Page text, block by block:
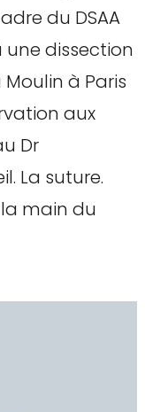
du DSAA
une dissection
à Paris
aux
Dr
La suture.
main du